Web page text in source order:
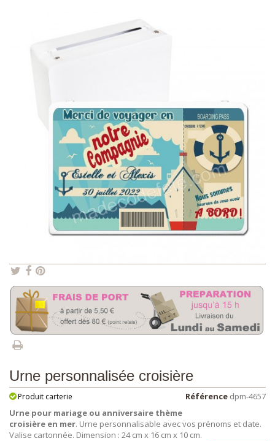
Urne personnalisée croisière
Référence dpm-4657
Produit carterie
Urne pour mariage ou anniversaire thème
croisière en mer. Urne personnalisable avec vos prénoms et date.
Valise cartonnée. Dimension : 24 cm x 16 cm x 10 cm.